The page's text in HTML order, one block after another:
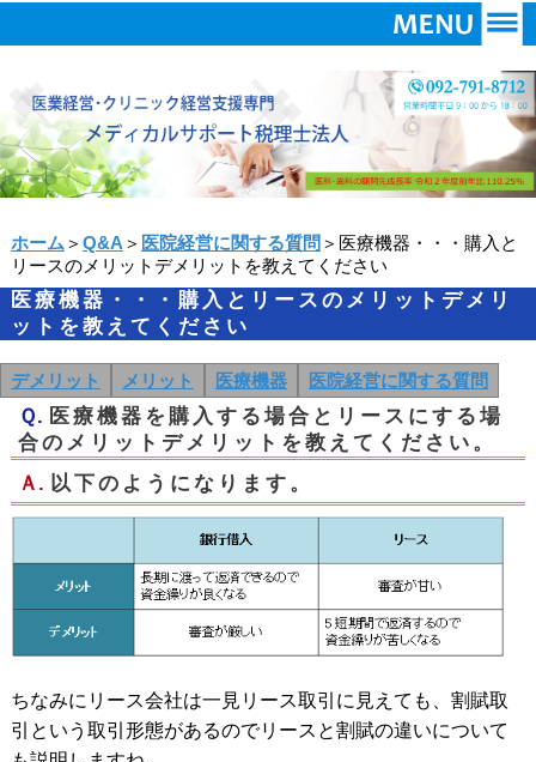
ホーム ＞ Q&A ＞ 医院経営に関する質問 ＞医療機器・・・購入と
リースのメリットデメリットを教えてください
医療機器・・・購入とリースのメリットデメリ
ットを教えてください
デメリット メリット 医療機器 医院経営に関する質問
Ｑ. 医療機器を購入する場合とリースにする場
合のメリットデメリットを教えてください。
Ａ. 以下のようになります。
ちなみにリース会社は一見リース取引に見えても、割賦取
引という取引形態があるのでリースと割賦の違いについて